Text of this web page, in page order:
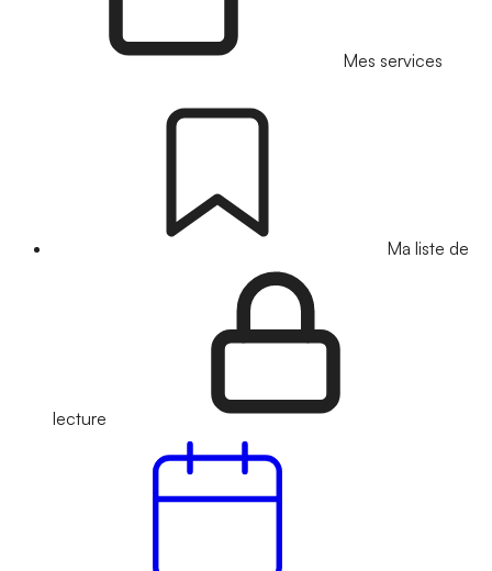
Mes services
Ma liste de
lecture